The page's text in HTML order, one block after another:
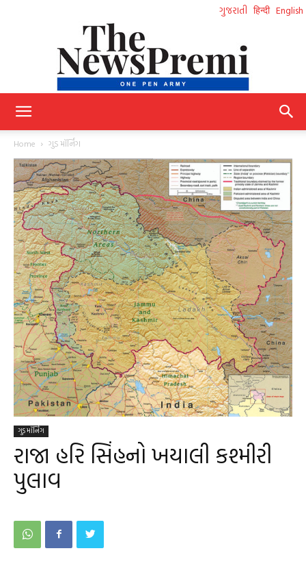
ગુજરાતી हिन्दी English
Gujarati
Home ગુડ મૉર્નિંગ
ગુડ મૉર્નિંગ
રાજા હરિ સિંહનો ખયાલી કશ્મીરી
પુલાવ